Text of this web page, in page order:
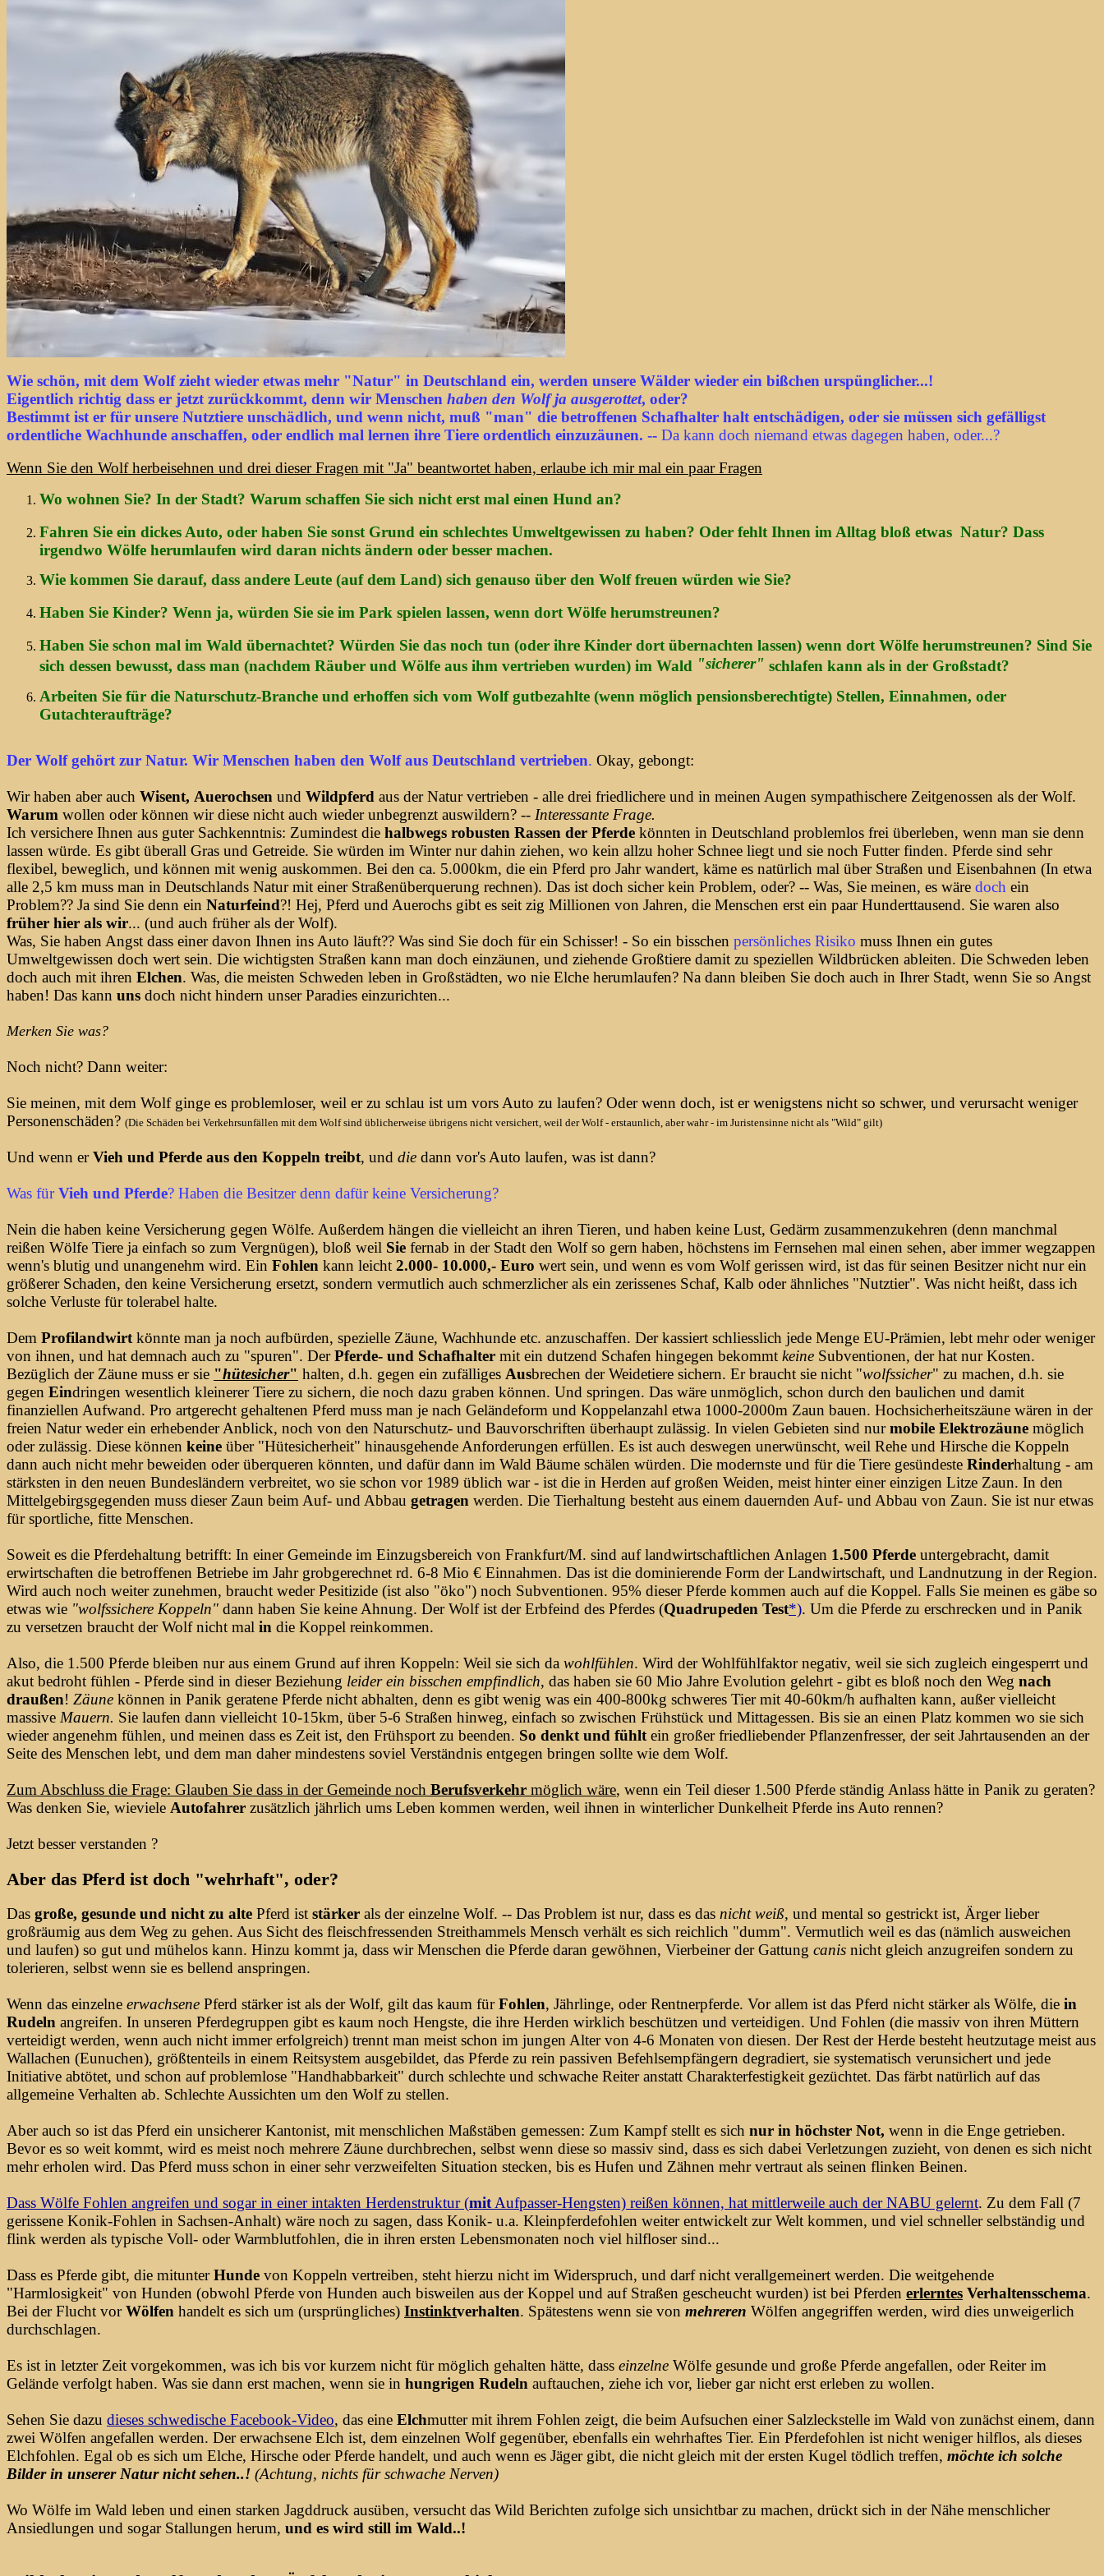
Wie schön, mit dem Wolf zieht wieder etwas mehr "Natur" in Deutschland ein, werden unsere Wälder wieder ein bißchen urspünglicher...!
Eigentlich richtig dass er jetzt zurückkommt, denn wir Menschen haben den Wolf ja ausgerottet, oder?
Bestimmt ist er für unsere Nutztiere unschädlich, und wenn nicht, muß "man" die betroffenen Schafhalter halt entschädigen, oder sie müssen sich gefälligst
ordentliche Wachhunde anschaffen, oder endlich mal lernen ihre Tiere ordentlich einzuzäunen. -- Da kann doch niemand etwas dagegen haben, oder...?
Wenn Sie den Wolf herbeisehnen und drei dieser Fragen mit "Ja" beantwortet haben, erlaube ich mir mal ein paar Fragen
Wo wohnen Sie? In der Stadt? Warum schaffen Sie sich nicht erst mal einen Hund an?
Fahren Sie ein dickes Auto, oder haben Sie sonst Grund ein schlechtes Umweltgewissen zu haben? Oder fehlt Ihnen im Alltag bloß etwas Natur? Dass
irgendwo Wölfe herumlaufen wird daran nichts ändern oder besser machen.
Wie kommen Sie darauf, dass andere Leute (auf dem Land) sich genauso über den Wolf freuen würden wie Sie?
Haben Sie Kinder? Wenn ja, würden Sie sie im Park spielen lassen, wenn dort Wölfe herumstreunen?
Haben Sie schon mal im Wald übernachtet? Würden Sie das noch tun (oder ihre Kinder dort übernachten lassen) wenn dort Wölfe herumstreunen? Sind Sie
sich dessen bewusst, dass man (nachdem Räuber und Wölfe aus ihm vertrieben wurden) im Wald "sicherer" schlafen kann als in der Großstadt?
Arbeiten Sie für die Naturschutz-Branche und erhoffen sich vom Wolf gutbezahlte (wenn möglich pensionsberechtigte) Stellen, Einnahmen, oder
Gutachteraufträge?
Der Wolf gehört zur Natur. Wir Menschen haben den Wolf aus Deutschland vertrieben. Okay, gebongt:
Wir haben aber auch Wisent, Auerochsen und Wildpferd aus der Natur vertrieben - alle drei friedlichere und in meinen Augen sympathischere Zeitgenossen als der Wolf.
Warum wollen oder können wir diese nicht auch wieder unbegrenzt auswildern? -- Interessante Frage.
Ich versichere Ihnen aus guter Sachkenntnis: Zumindest die halbwegs robusten Rassen der Pferde könnten in Deutschland problemlos frei überleben, wenn man sie denn
lassen würde. Es gibt überall Gras und Getreide. Sie würden im Winter nur dahin ziehen, wo kein allzu hoher Schnee liegt und sie noch Futter finden. Pferde sind sehr
flexibel, beweglich, und können mit wenig auskommen. Bei den ca. 5.000km, die ein Pferd pro Jahr wandert, käme es natürlich mal über Straßen und Eisenbahnen (In etwa
alle 2,5 km muss man in Deutschlands Natur mit einer Straßenüberquerung rechnen). Das ist doch sicher kein Problem, oder? -- Was, Sie meinen, es wäre doch ein
Problem?? Ja sind Sie denn ein Naturfeind?! Hej, Pferd und Auerochs gibt es seit zig Millionen von Jahren, die Menschen erst ein paar Hunderttausend. Sie waren also
früher hier als wir... (und auch früher als der Wolf).
Was, Sie haben Angst dass einer davon Ihnen ins Auto läuft?? Was sind Sie doch für ein Schisser! - So ein bisschen persönliches Risiko muss Ihnen ein gutes
Umweltgewissen doch wert sein. Die wichtigsten Straßen kann man doch einzäunen, und ziehende Großtiere damit zu speziellen Wildbrücken ableiten. Die Schweden leben
doch auch mit ihren Elchen. Was, die meisten Schweden leben in Großstädten, wo nie Elche herumlaufen? Na dann bleiben Sie doch auch in Ihrer Stadt, wenn Sie so Angst
haben! Das kann uns doch nicht hindern unser Paradies einzurichten...
Merken Sie was?
Noch nicht? Dann weiter:
Sie meinen, mit dem Wolf ginge es problemloser, weil er zu schlau ist um vors Auto zu laufen? Oder wenn doch, ist er wenigstens nicht so schwer, und verursacht weniger
Personenschäden? (Die Schäden bei Verkehrsunfällen mit dem Wolf sind üblicherweise übrigens nicht versichert, weil der Wolf - erstaunlich, aber wahr - im Juristensinne nicht als "Wild" gilt)
Und wenn erVieh und Pferde aus den Koppeln treibt, und die dann vor's Auto laufen, was ist dann?
Was fürVieh und Pferde? Haben die Besitzer denn dafür keine Versicherung?
Nein die haben keine Versicherung gegen Wölfe. Außerdem hängen die vielleicht an ihren Tieren, und haben keine Lust, Gedärm zusammenzukehren (denn manchmal
reißen Wölfe Tiere ja einfach so zum Vergnügen), bloß weil Sie fernab in der Stadt den Wolf so gern haben, höchstens im Fernsehen mal einen sehen, aber immer wegzappen
wenn's blutig und unangenehm wird. Ein Fohlen kann leicht 2.000- 10.000,- Euro wert sein, und wenn es vom Wolf gerissen wird, ist das für seinen Besitzer nicht nur ein
größerer Schaden, den keine Versicherung ersetzt, sondern vermutlich auch schmerzlicher als ein zerissenes Schaf, Kalb oder ähnliches "Nutztier". Was nicht heißt, dass ich
solche Verluste für tolerabel halte.
Dem Profilandwirt könnte man ja noch aufbürden, spezielle Zäune, Wachhunde etc. anzuschaffen. Der kassiert schliesslich jede Menge EU-Prämien, lebt mehr oder weniger
von ihnen, und hat demnach auch zu "spuren". DerPferde- und Schafhalter mit ein dutzend Schafen hingegen bekommt keine Subventionen, der hat nur Kosten.
Bezüglich der Zäune muss er sie "hütesicher" halten, d.h. gegen ein zufälliges Ausbrechen der Weidetiere sichern. Er braucht sie nicht "wolfssicher" zu machen, d.h. sie
gegen Eindringen wesentlich kleinerer Tiere zu sichern, die noch dazu graben können. Und springen. Das wäre unmöglich, schon durch den baulichen und damit
finanziellen Aufwand. Pro artgerecht gehaltenen Pferd muss man je nach Geländeform und Koppelanzahl etwa 1000-2000m Zaun bauen. Hochsicherheitszäune wären in der
freien Natur weder ein erhebender Anblick, noch von den Naturschutz- und Bauvorschriften überhaupt zulässig. In vielen Gebieten sind nurmobile Elektrozäune möglich
oder zulässig. Diese können keine über "Hütesicherheit" hinausgehende Anforderungen erfüllen. Es ist auch deswegen unerwünscht, weil Rehe und Hirsche die Koppeln
dann auch nicht mehr beweiden oder überqueren könnten, und dafür dann im Wald Bäume schälen würden. Die modernste und für die Tiere gesündeste Rinderhaltung - am
stärksten in den neuen Bundesländern verbreitet, wo sie schon vor 1989 üblich war - ist die in Herden auf großen Weiden, meist hinter einer einzigen Litze Zaun. In den
Mittelgebirgsgegenden muss dieser Zaun beim Auf- und Abbau getragen werden. Die Tierhaltung besteht aus einem dauernden Auf- und Abbau von Zaun. Sie ist nur etwas
für sportliche, fitte Menschen.
Soweit es die Pferdehaltung betrifft: In einer Gemeinde im Einzugsbereich von Frankfurt/M. sind auf landwirtschaftlichen Anlagen 1.500 Pferde untergebracht, damit
erwirtschaften die betroffenen Betriebe im Jahr grobgerechnet rd. 6-8 Mio € Einnahmen. Das ist die dominierende Form der Landwirtschaft, und Landnutzung in der Region.
Wird auch noch weiter zunehmen, braucht weder Pesitizide (ist also "öko") noch Subventionen. 95% dieser Pferde kommen auch auf die Koppel. Falls Sie meinen es gäbe so
etwas wie "wolfssichere Koppeln" dann haben Sie keine Ahnung. Der Wolf ist der Erbfeind des Pferdes (Quadrupeden Test*). Um die Pferde zu erschrecken und in Panik
zu versetzen braucht der Wolf nicht mal in die Koppel reinkommen.
Also, die 1.500 Pferde bleiben nur aus einem Grund auf ihren Koppeln: Weil sie sich da wohlfühlen. Wird der Wohlfühlfaktor negativ, weil sie sich zugleich eingesperrt und
akut bedroht fühlen - Pferde sind in dieser Beziehung leider ein bisschen empfindlich, das haben sie 60 Mio Jahre Evolution gelehrt - gibt es bloß noch den Weg nach
draußen! Zäune können in Panik geratene Pferde nicht abhalten, denn es gibt wenig was ein 400-800kg schweres Tier mit 40-60km/h aufhalten kann, außer vielleicht
massive Mauern. Sie laufen dann vielleicht 10-15km, über 5-6 Straßen hinweg, einfach so zwischen Frühstück und Mittagessen. Bis sie an einen Platz kommen wo sie sich
wieder angenehm fühlen, und meinen dass es Zeit ist, den Frühsport zu beenden. So denkt und fühlt ein großer friedliebender Pflanzenfresser, der seit Jahrtausenden an der
Seite des Menschen lebt, und dem man daher mindestens soviel Verständnis entgegen bringen sollte wie dem Wolf.
Zum Abschluss die Frage: Glauben Sie dass in der Gemeinde noch Berufsverkehr möglich wäre, wenn ein Teil dieser 1.500 Pferde ständig Anlass hätte in Panik zu geraten?
Was denken Sie, wieviele Autofahrer zusätzlich jährlich ums Leben kommen werden, weil ihnen in winterlicher Dunkelheit Pferde ins Auto rennen?
Jetzt besser verstanden ?
Aber das Pferd ist doch "wehrhaft", oder?
Das große, gesunde und nicht zu alte Pferd ist stärker als der einzelne Wolf. -- Das Problem ist nur, dass es das nicht weiß, und mental so gestrickt ist, Ärger lieber
großräumig aus dem Weg zu gehen. Aus Sicht des fleischfressenden Streithammels Mensch verhält es sich reichlich "dumm". Vermutlich weil es das (nämlich ausweichen
und laufen) so gut und mühelos kann. Hinzu kommt ja, dass wir Menschen die Pferde daran gewöhnen, Vierbeiner der Gattung canis nicht gleich anzugreifen sondern zu
tolerieren, selbst wenn sie es bellend anspringen.
Wenn das einzelne erwachsene Pferd stärker ist als der Wolf, gilt das kaum fürFohlen, Jährlinge, oder Rentnerpferde. Vor allem ist das Pferd nicht stärker als Wölfe, die in
Rudeln angreifen. In unseren Pferdegruppen gibt es kaum noch Hengste, die ihre Herden wirklich beschützen und verteidigen. Und Fohlen (die massiv von ihren Müttern
verteidigt werden, wenn auch nicht immer erfolgreich) trennt man meist schon im jungen Alter von 4-6 Monaten von diesen. Der Rest der Herde besteht heutzutage meist aus
Wallachen (Eunuchen), größtenteils in einem Reitsystem ausgebildet, das Pferde zu rein passiven Befehlsempfängern degradiert, sie systematisch verunsichert und jede
Initiative abtötet, und schon auf problemlose "Handhabbarkeit" durch schlechte und schwache Reiter anstatt Charakterfestigkeit gezüchtet. Das färbt natürlich auf das
allgemeine Verhalten ab. Schlechte Aussichten um den Wolf zu stellen.
Aber auch so ist das Pferd ein unsicherer Kantonist, mit menschlichen Maßstäben gemessen: Zum Kampf stellt es sich nur in höchster Not, wenn in die Enge getrieben.
Bevor es so weit kommt, wird es meist noch mehrere Zäune durchbrechen, selbst wenn diese so massiv sind, dass es sich dabei Verletzungen zuzieht, von denen es sich nicht
mehr erholen wird. Das Pferd muss schon in einer sehr verzweifelten Situation stecken, bis es Hufen und Zähnen mehr vertraut als seinen flinken Beinen.
Dass Wölfe Fohlen angreifen und sogar in einer intakten Herdenstruktur (mitAufpasser-Hengsten) reißen können, hat mittlerweile auch der NABU gelernt. Zu dem Fall (7
gerissene Konik-Fohlen in Sachsen-Anhalt) wäre noch zu sagen, dass Konik- u.a. Kleinpferdefohlen weiter entwickelt zur Welt kommen, und viel schneller selbständig und
flink werden als typische Voll- oder Warmblutfohlen, die in ihren ersten Lebensmonaten noch viel hilfloser sind...
Dass es Pferde gibt, die mitunterHunde von Koppeln vertreiben, steht hierzu nicht im Widerspruch, und darf nicht verallgemeinert werden. Die weitgehende
"Harmlosigkeit" von Hunden (obwohl Pferde von Hunden auch bisweilen aus der Koppel und auf Straßen gescheucht wurden) ist bei Pferden erlerntes Verhaltensschema.
Bei der Flucht vorWölfen handelt es sich um (ursprüngliches) Instinktverhalten. Spätestens wenn sie von mehreren Wölfen angegriffen werden, wird dies unweigerlich
durchschlagen.
Es ist in letzter Zeit vorgekommen, was ich bis vor kurzem nicht für möglich gehalten hätte, dass einzelne Wölfe gesunde und große Pferde angefallen, oder Reiter im
Gelände verfolgt haben. Was sie dann erst machen, wenn sie in hungrigen Rudeln auftauchen, ziehe ich vor, lieber gar nicht erst erleben zu wollen.
Sehen Sie dazu dieses schwedische Facebook-Video, das eine Elchmutter mit ihrem Fohlen zeigt, die beim Aufsuchen einer Salzleckstelle im Wald von zunächst einem, dann
zwei Wölfen angefallen werden. Der erwachsene Elch ist, dem einzelnen Wolf gegenüber, ebenfalls ein wehrhaftes Tier. Ein Pferdefohlen ist nicht weniger hilflos, als dieses
Elchfohlen. Egal ob es sich um Elche, Hirsche oder Pferde handelt, und auch wenn es Jäger gibt, die nicht gleich mit der ersten Kugel tödlich treffen, möchte ich solche
Bilder in unserer Naturnicht sehen..! (Achtung, nichts für schwache Nerven)
Wo Wölfe im Wald leben und einen starken Jagddruck ausüben, versucht das Wild Berichten zufolge sich unsichtbar zu machen, drückt sich in der Nähe menschlicher
Ansiedlungen und sogar Stallungen herum, und es wird still im Wald..!